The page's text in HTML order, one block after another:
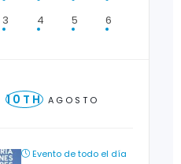
3 4 5 6
10TH AGOSTO
Evento de todo el día